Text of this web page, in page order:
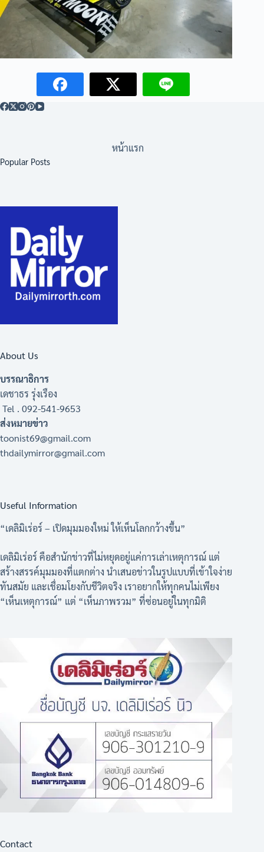
หน้าแรก
Popular Posts
About Us
บรรณาธิการ
เดชาธร รุ่งเรือง
Tel . 092-541-9653
ส่งหมายข่าว
toonist69@gmail.com
thdailymirror@gmail.com
Useful Information
“เดลิมิเร่อร์ – เปิดมุมมองใหม่ ให้เห็นโลกกว้างขึ้น”
เดลิมิเร่อร์ คือสำนักข่าวที่ไม่หยุดอยู่แค่การเล่าเหตุการณ์ แต่
สร้างสรรค์มุมมองที่แตกต่าง นำเสนอข่าวในรูปแบบที่เข้าใจง่าย
ทันสมัย และเชื่อมโยงกับชีวิตจริง เราอยากให้ทุกคนไม่เพียง
“เห็นเหตุการณ์” แต่ “เห็นภาพรวม” ที่ซ่อนอยู่ในทุกมิติ
Contact